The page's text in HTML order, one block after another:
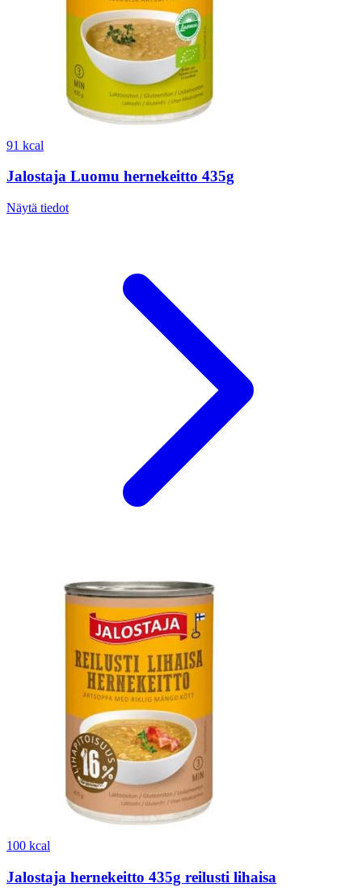
91 kcal
Jalostaja Luomu hernekeitto 435g
Näytä tiedot
100 kcal
Jalostaja hernekeitto 435g reilusti lihaisa